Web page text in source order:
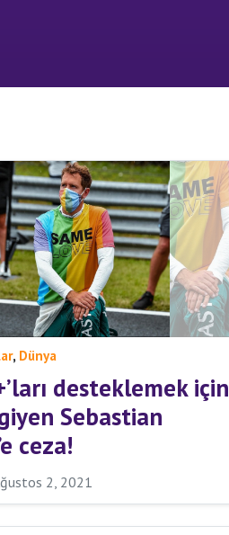
, Dünya
desteklemek için
Sebastian
ceza!
2, 2021